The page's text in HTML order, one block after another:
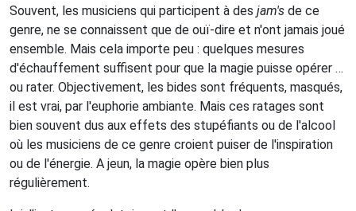
Souvent, les musiciens qui participent à des jam's de ce
genre, ne se connaissent que de ouï-dire et n'ont jamais joué
ensemble. Mais cela importe peu : quelques mesures
d'échauffement suffisent pour que la magie puisse opérer …
ou rater. Objectivement, les bides sont fréquents, masqués,
il est vrai, par l'euphorie ambiante. Mais ces ratages sont
bien souvent dus aux effets des stupéfiants ou de l'alcool
où les musiciens de ce genre croient puiser de l'inspiration
ou de l'énergie. A jeun, la magie opère bien plus
régulièrement.